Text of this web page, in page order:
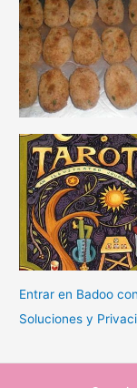
Entrar en Badoo
Soluciones y